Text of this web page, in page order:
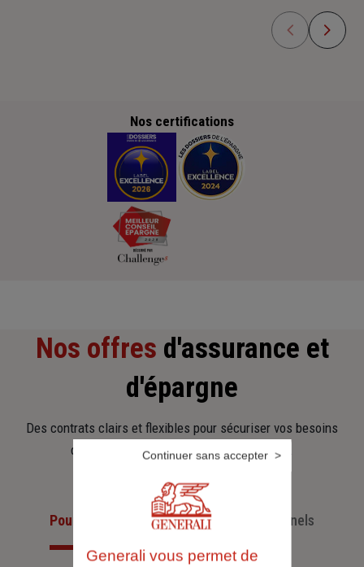
Nos certifications
Nos offres d'assurance et
d'épargne
Des contrats clairs et flexibles pour sécuriser vos besoins
d’aujourd’hui et anticiper ceux de demain.
Pour les particuliersPour les professionnels
Generali vous permet de
Continuer sans accepter